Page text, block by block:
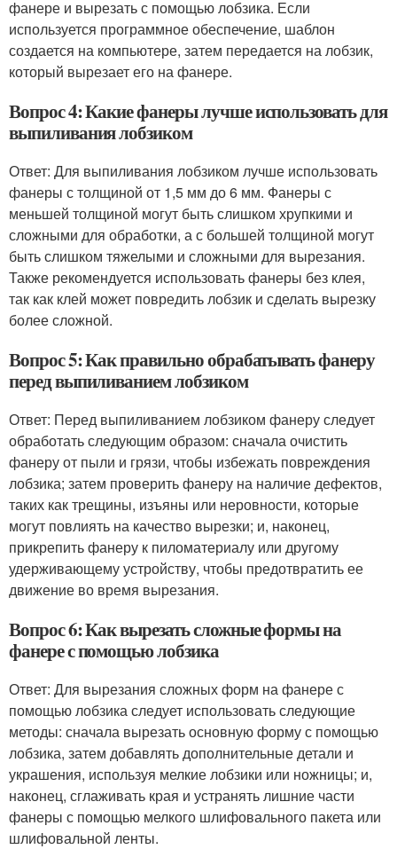
фанере и вырезать с помощью лобзика. Если
используется программное обеспечение, шаблон
создается на компьютере, затем передается на лобзик,
который вырезает его на фанере.
Вопрос 4: Какие фанеры лучше использовать для
выпиливания лобзиком
Ответ: Для выпиливания лобзиком лучше использовать
фанеры с толщиной от 1,5 мм до 6 мм. Фанеры с
меньшей толщиной могут быть слишком хрупкими и
сложными для обработки, а с большей толщиной могут
быть слишком тяжелыми и сложными для вырезания.
Также рекомендуется использовать фанеры без клея,
так как клей может повредить лобзик и сделать вырезку
более сложной.
Вопрос 5: Как правильно обрабатывать фанеру
перед выпиливанием лобзиком
Ответ: Перед выпиливанием лобзиком фанеру следует
обработать следующим образом: сначала очистить
фанеру от пыли и грязи, чтобы избежать повреждения
лобзика; затем проверить фанеру на наличие дефектов,
таких как трещины, изъяны или неровности, которые
могут повлиять на качество вырезки; и, наконец,
прикрепить фанеру к пиломатериалу или другому
удерживающему устройству, чтобы предотвратить ее
движение во время вырезания.
Вопрос 6: Как вырезать сложные формы на
фанере с помощью лобзика
Ответ: Для вырезания сложных форм на фанере с
помощью лобзика следует использовать следующие
методы: сначала вырезать основную форму с помощью
лобзика, затем добавлять дополнительные детали и
украшения, используя мелкие лобзики или ножницы; и,
наконец, сглаживать края и устранять лишние части
фанеры с помощью мелкого шлифовального пакета или
шлифовальной ленты.